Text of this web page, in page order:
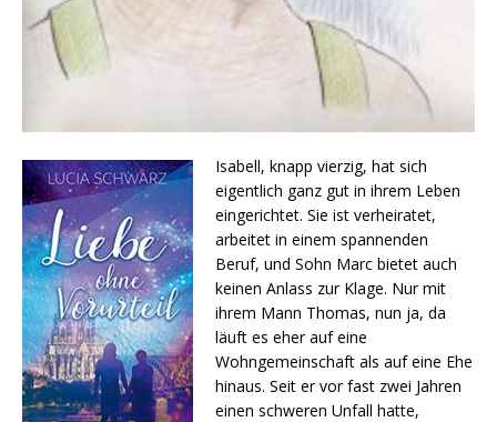
Isabell, knapp vierzig, hat sich
eigentlich ganz gut in ihrem Leben
eingerichtet. Sie ist verheiratet,
arbeitet in einem spannenden
Beruf, und Sohn Marc bietet auch
keinen Anlass zur Klage. Nur mit
ihrem Mann Thomas, nun ja, da
läuft es eher auf eine
Wohngemeinschaft als auf eine Ehe
hinaus. Seit er vor fast zwei Jahren
einen schweren Unfall hatte,